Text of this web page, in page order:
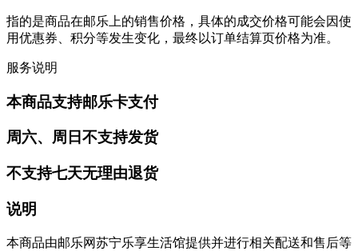
指的是商品在邮乐上的销售价格，具体的成交价格可能会因使
用优惠券、积分等发生变化，最终以订单结算页价格为准。
服务说明
本商品支持邮乐卡支付
周六、周日不支持发货
不支持七天无理由退货
说明
本商品由邮乐网苏宁乐享生活馆提供并进行相关配送和售后等